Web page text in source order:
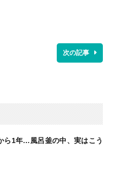
次の記事
ら1年…風呂釜の中、実はこう